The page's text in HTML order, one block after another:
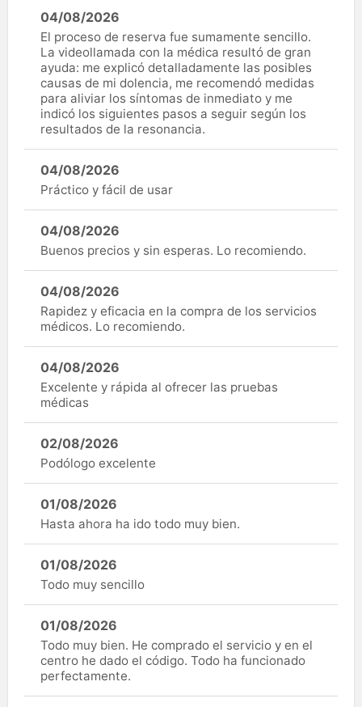
04/08/2026
El proceso de reserva fue sumamente sencillo.
La videollamada con la médica resultó de gran
ayuda: me explicó detalladamente las posibles
causas de mi dolencia, me recomendó medidas
para aliviar los síntomas de inmediato y me
indicó los siguientes pasos a seguir según los
resultados de la resonancia.
04/08/2026
Práctico y fácil de usar
04/08/2026
Buenos precios y sin esperas. Lo recomiendo.
04/08/2026
Rapidez y eficacia en la compra de los servicios
médicos. Lo recomiendo.
04/08/2026
Excelente y rápida al ofrecer las pruebas
médicas
02/08/2026
Podólogo excelente
01/08/2026
Hasta ahora ha ido todo muy bien.
01/08/2026
Todo muy sencillo
01/08/2026
Todo muy bien. He comprado el servicio y en el
centro he dado el código. Todo ha funcionado
perfectamente.